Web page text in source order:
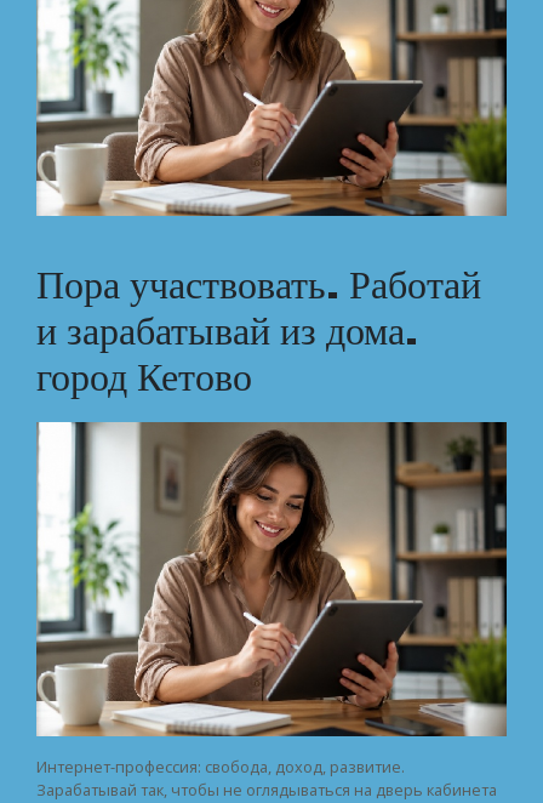
Пора участвовать. Работай
и зарабатывай из дома.
город Кетово
Интернет-профессия: свобода, доход, развитие.
Зарабатывай так, чтобы не оглядываться на дверь кабинета